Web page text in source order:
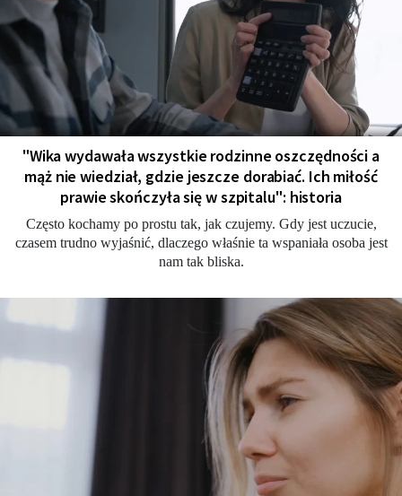
"Wika wydawała wszystkie rodzinne oszczędności a
mąż nie wiedział, gdzie jeszcze dorabiać. Ich miłość
prawie skończyła się w szpitalu": historia
Często kochamy po prostu tak, jak czujemy. Gdy jest uczucie,
czasem trudno wyjaśnić, dlaczego właśnie ta wspaniała osoba jest
nam tak bliska.